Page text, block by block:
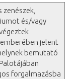
zenészek,
és/vagy
jelent
bemutató
forgalmazásba